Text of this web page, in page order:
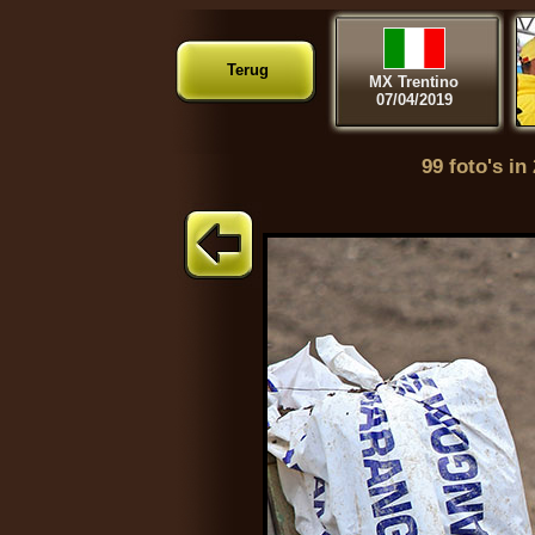
Terug
MX Trentino
07/04/2019
99 foto's in